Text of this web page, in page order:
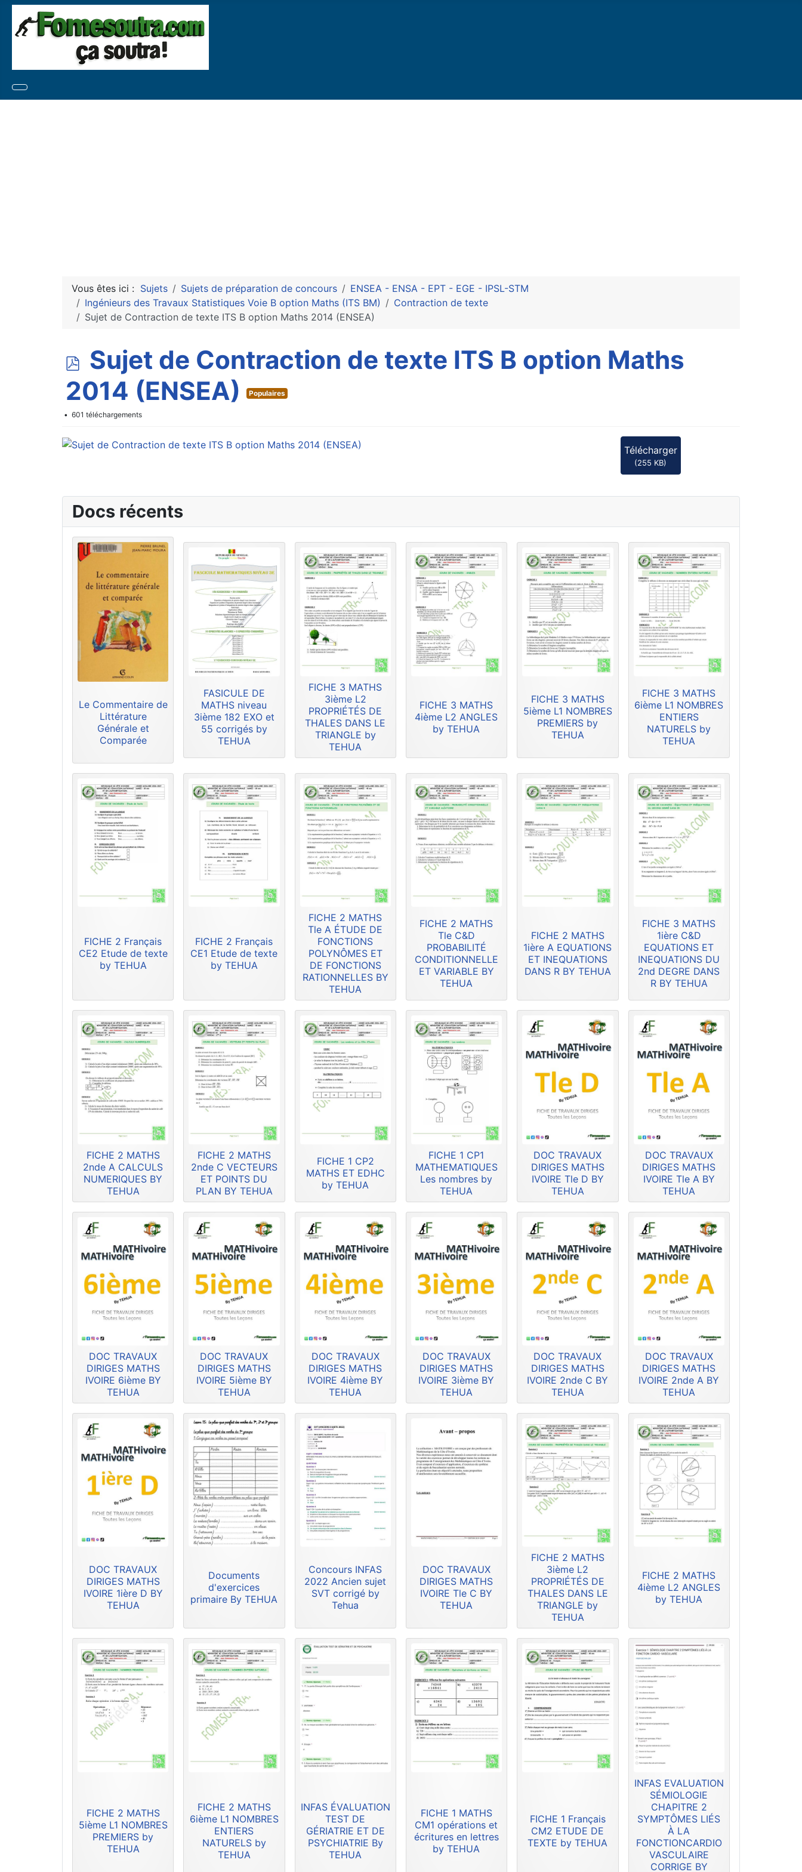
Vous êtes ici : Sujets Sujets de préparation de concours
ENSEA - ENSA - EPT - EGE - IPSL-STM
Ingénieurs des Travaux Statistiques Voie B option Maths (ITS BM)
Contraction de texte
Sujet de Contraction de texte ITS B option Maths 2014 (ENSEA)
p
d
f
Sujet de Contraction de texte ITS B option Maths
2014 (ENSEA)
Populaires
601 téléchargements
Télécharger
(255 KB)
Docs récents
Le Commentaire de
Littérature
Générale et
Comparée
FASICULE DE
MATHS niveau
3ième 182 EXO et
55 corrigés by
TEHUA
FICHE 3 MATHS
3ième L2
PROPRIÉTÉS DE
THALES DANS LE
TRIANGLE by
TEHUA
FICHE 3 MATHS
4ième L2 ANGLES
by TEHUA
FICHE 3 MATHS
5ième L1 NOMBRES
PREMIERS by
TEHUA
FICHE 3 MATHS
6ième L1 NOMBRES
ENTIERS
NATURELS by
TEHUA
FICHE 2 Français
CE2 Etude de texte
by TEHUA
FICHE 2 Français
CE1 Etude de texte
by TEHUA
FICHE 2 MATHS
Tle A ÉTUDE DE
FONCTIONS
POLYNÔMES ET
DE FONCTIONS
RATIONNELLES BY
TEHUA
FICHE 2 MATHS
Tle C&D
PROBABILITÉ
CONDITIONNELLE
ET VARIABLE BY
TEHUA
FICHE 2 MATHS
1ière A EQUATIONS
ET INEQUATIONS
DANS R BY TEHUA
FICHE 3 MATHS
1ière C&D
EQUATIONS ET
INEQUATIONS DU
2nd DEGRE DANS
R BY TEHUA
FICHE 2 MATHS
2nde A CALCULS
NUMERIQUES BY
TEHUA
FICHE 2 MATHS
2nde C VECTEURS
ET POINTS DU
PLAN BY TEHUA
FICHE 1 CP2
MATHS ET EDHC
by TEHUA
FICHE 1 CP1
MATHEMATIQUES
Les nombres by
TEHUA
DOC TRAVAUX
DIRIGES MATHS
IVOIRE Tle D BY
TEHUA
DOC TRAVAUX
DIRIGES MATHS
IVOIRE Tle A BY
TEHUA
DOC TRAVAUX
DIRIGES MATHS
IVOIRE 6ième BY
TEHUA
DOC TRAVAUX
DIRIGES MATHS
IVOIRE 5ième BY
TEHUA
DOC TRAVAUX
DIRIGES MATHS
IVOIRE 4ième BY
TEHUA
DOC TRAVAUX
DIRIGES MATHS
IVOIRE 3ième BY
TEHUA
DOC TRAVAUX
DIRIGES MATHS
IVOIRE 2nde C BY
TEHUA
DOC TRAVAUX
DIRIGES MATHS
IVOIRE 2nde A BY
TEHUA
DOC TRAVAUX
DIRIGES MATHS
IVOIRE 1ière D BY
TEHUA
Documents
d'exercices
primaire By TEHUA
Concours INFAS
2022 Ancien sujet
SVT corrigé by
Tehua
DOC TRAVAUX
DIRIGES MATHS
IVOIRE Tle C BY
TEHUA
FICHE 2 MATHS
3ième L2
PROPRIÉTÉS DE
THALES DANS LE
TRIANGLE by
TEHUA
FICHE 2 MATHS
4ième L2 ANGLES
by TEHUA
FICHE 2 MATHS
5ième L1 NOMBRES
PREMIERS by
TEHUA
FICHE 2 MATHS
6ième L1 NOMBRES
ENTIERS
NATURELS by
TEHUA
INFAS ÉVALUATION
TEST DE
GÉRIATRIE ET DE
PSYCHIATRIE By
TEHUA
FICHE 1 MATHS
CM1 opérations et
écritures en lettres
by TEHUA
FICHE 1 Français
CM2 ETUDE DE
TEXTE by TEHUA
INFAS EVALUATION
SÉMIOLOGIE
CHAPITRE 2
SYMPTÔMES LIÉS
À LA
FONCTIONCARDIO
VASCULAIRE
CORRIGE BY